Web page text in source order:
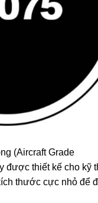
(Aircraft Grade
được thiết kế cho kỹ
thước cực nhỏ để